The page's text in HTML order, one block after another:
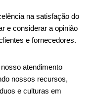
na satisfação do
e considerar a opinião
e fornecedores.
atendimento
nossos recursos,
e culturas em